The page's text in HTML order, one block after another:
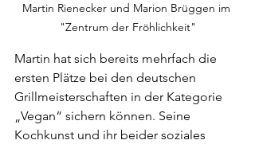
Martin Rienecker und Marion Brüggen im
"Zentrum der Fröhlichkeit"
Martin hat sich bereits mehrfach die
ersten Plätze bei den deutschen
Grillmeisterschaften in der Kategorie
„Vegan“ sichern können. Seine
Kochkunst und ihr beider soziales